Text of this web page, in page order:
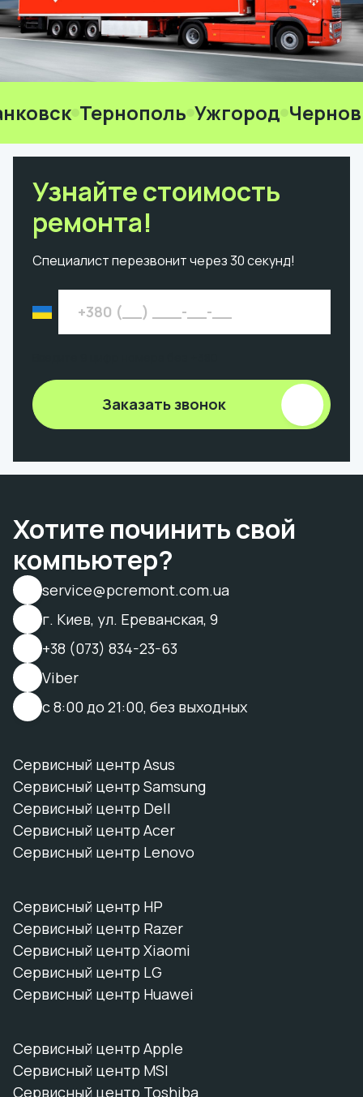
Тернополь Ужгород
Узнайте стоимость
ремонта!
Специалист перезвонит через 30 секунд!
Заказать звонок
Хотите починить свой
компьютер?
service@pcremont.com.ua
г. Киев, ул. Ереванская, 9
+38 (073) 834-23-63
Viber
с 8:00 до 21:00, без выходных
Сервисный центр Asus
Сервисный центр Samsung
Сервисный центр Dell
Сервисный центр Acer
Сервисный центр Lenovo
Сервисный центр HP
Сервисный центр Razer
Сервисный центр Xiaomi
Сервисный центр LG
Сервисный центр Huawei
Сервисный центр Apple
Сервисный центр MSI
Сервисный центр Toshiba